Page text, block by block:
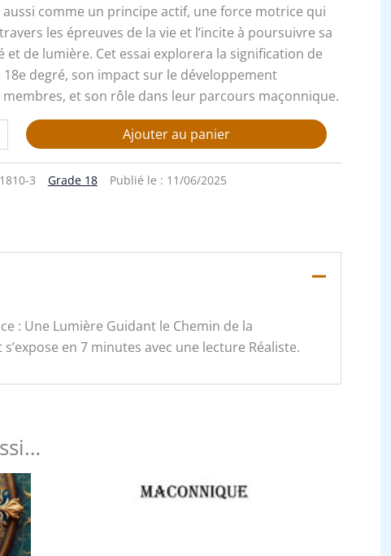
comme un principe actif, une force motrice qui
les épreuves de la vie et l’incite à poursuivre sa
et de lumière. Cet essai explorera la signification de
18e degré, son impact sur le développement
et son rôle dans leur parcours maçonnique.
Ajouter au panier
3 Grade 18 Publié le : 11/06/2025
: Une Lumière Guidant le Chemin de la
en 7 minutes avec une lecture Réaliste.